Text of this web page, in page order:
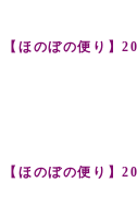
【ほのぼの便り】
【ほのぼの便り】